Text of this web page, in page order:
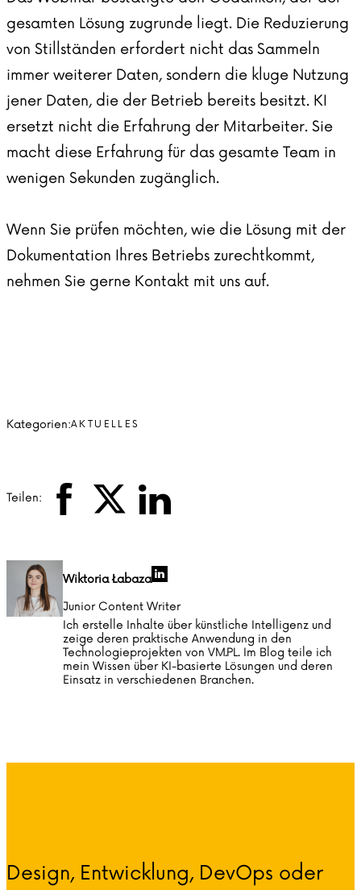
gesamten Lösung zugrunde liegt. Die Reduzierung
von Stillständen erfordert nicht das Sammeln
immer weiterer Daten, sondern die kluge Nutzung
jener Daten, die der Betrieb bereits besitzt. KI
ersetzt nicht die Erfahrung der Mitarbeiter. Sie
macht diese Erfahrung für das gesamte Team in
wenigen Sekunden zugänglich.
Wenn Sie prüfen möchten, wie die Lösung mit der
Dokumentation Ihres Betriebs zurechtkommt,
nehmen Sie gerne Kontakt mit uns auf.
Kategorien:AKTUELLES
Teilen:
Wiktoria Łabaza
Junior Content Writer
Ich erstelle Inhalte über künstliche Intelligenz und
zeige deren praktische Anwendung in den
Technologieprojekten von VM.PL. Im Blog teile ich
mein Wissen über KI-basierte Lösungen und deren
Einsatz in verschiedenen Branchen.
Design, Entwicklung, DevOps oder